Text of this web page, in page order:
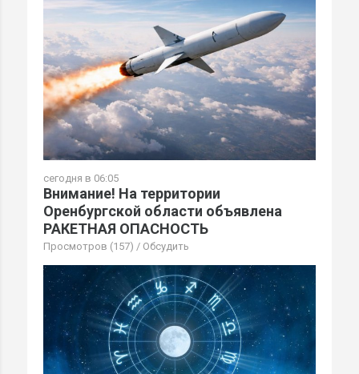
сегодня в 06:05
Внимание! На территории
Оренбургской области объявлена
РАКЕТНАЯ ОПАСНОСТЬ
Просмотров (157) / Обсудить